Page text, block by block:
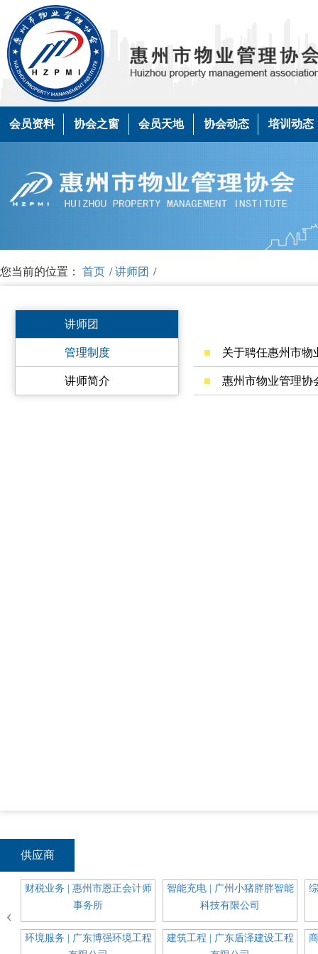
会员资料 协会之窗 会员天地 协会动态 培训动态
您当前的位置： 首页 /讲师团 /
讲师团
管理制度
讲师简介
关于聘任惠州市物
惠州市物业管理协
供应商
‹
财税业务 | 惠州市恩正会计师
事务所
环境服务 | 广东博强环境工程
智能充电 | 广州小猪胖胖智能
科技有限公司
建筑工程 | 广东盾泽建设工程